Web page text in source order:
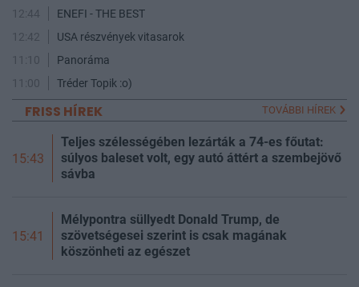
12:44
ENEFI - THE BEST
12:42
USA részvények vitasarok
11:10
Panoráma
11:00
Tréder Topik :o)
FRISS HÍREK TOVÁBBI HÍREK
15:43
Teljes szélességében lezárták a 74-es főutat:
súlyos baleset volt, egy autó áttért a szembejövő
sávba
15:41
Mélypontra süllyedt Donald Trump, de
szövetségesei szerint is csak magának
köszönheti az egészet